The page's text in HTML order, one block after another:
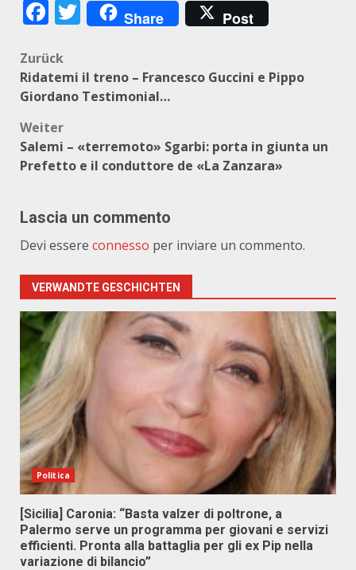
Facebook
Twitter
Share Post
Beitragsnavigation
Zurück
Ridatemi il treno – Francesco Guccini e Pippo
Giordano Testimonial…
Weiter
Salemi – «terremoto» Sgarbi: porta in giunta un
Prefetto e il conduttore de «La Zanzara»
Lascia un commento
Devi essere connesso per inviare un commento.
VERWANDTE GESCHICHTEN
Politica
[Sicilia] Caronia: “Basta valzer di poltrone, a
Palermo serve un programma per giovani e servizi
efficienti. Pronta alla battaglia per gli ex Pip nella
variazione di bilancio”